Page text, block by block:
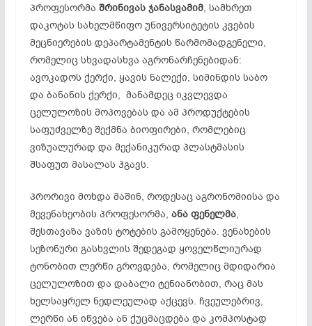
პროფესორმა შრინივას ჯანასვამიმ, სამხრეთ
დაკოტას სახელმწიფო უნივერსიტეტის კვების
მეცნიერების დეპარტამენტის წარმომადგენელი,
რომელიც სხვადასხვა აგრონარჩენებიდან:
ავოკადოს ქერქი, ყავის ნალექი, სიმინდის საბო
და ბანანის ქერქი, მანამდეც იკვლევდა
ცელულოზის მოპოვებას და ამ პროდუქტების
საფუძველზე შექმნა ბიოფირები, რომლებიც
ვიზუალურად და მექანიკურად პლასტმასის
შსაფუთ მასალას ჰგავს.
პრორივი მოხდა მაშინ, როდესაც აგრონომიისა და
მევენახეობის პროფესორმა, ანა ფენელმა,
შესთავაზა ვაზის ტოტების გამოყენება. ვენახების
სეზონური გასხვლის შედეგად ყოველწლიურად
ტონობით ლერწი გროვდება, რომელიც მდიდარია
ცელულოზით და დაბალი ტენიანობით, რაც მას
ხელსაყრელ ნედლეულად აქცევს. ჩვეულებრივ,
ლერწი ან იწვება ან ქუცმაცდება და კომპოსტად